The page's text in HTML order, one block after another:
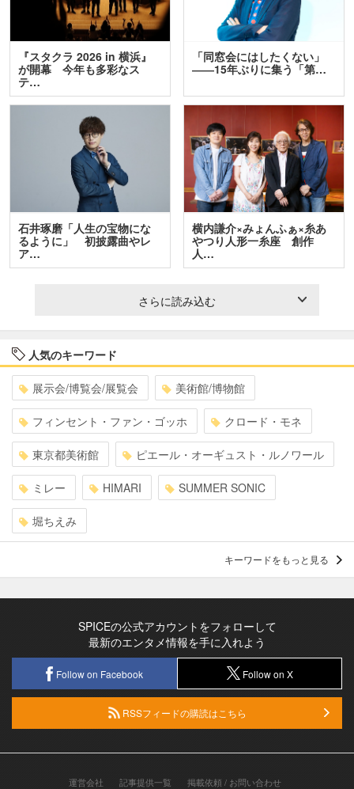
『スタクラ 2026 in 横浜』
が開幕 今年も多彩なス
テ…
「同窓会にはしたくない」
――15年ぶりに集う「第…
石井琢磨「人生の宝物にな
るように」 初披露曲やレ
ア…
横内謙介×みょんふぁ×糸あ
やつり人形一糸座 創作
人…
さらに読み込む
人気のキーワード
展示会/博覧会/展覧会 美術館/博物館
フィンセント・ファン・ゴッホ クロード・モネ
東京都美術館 ピエール・オーギュスト・ルノワール
ミレー HIMARI SUMMER SONIC
堀ちえみ
キーワードをもっと見る
SPICEの公式アカウントをフォローして
最新のエンタメ情報を手に入れよう
Follow on Facebook Follow on X
RSSフィードの購読はこちら
運営会社 記事提供一覧 掲載依頼 / お問い合わせ